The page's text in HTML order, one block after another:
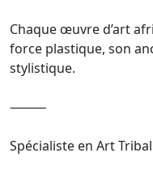
Chaque œuvre d’art
force plastique, son
stylistique.
⸻
Spécialiste en Art